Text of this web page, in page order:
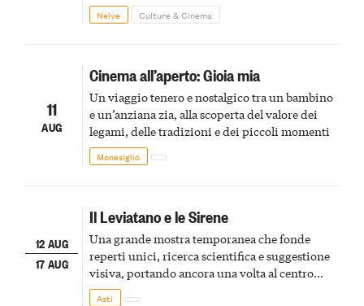
Cascina Fonda Winery will offer a tasting of
two sparkling wines.
Neive Culture & Cinema
11
AUG
Cinema all’aperto: Gioia mia
Un viaggio tenero e nostalgico tra un bambino
e un’anziana zia, alla scoperta del valore dei
legami, delle tradizioni e dei piccoli momenti
Monesiglio
12 AUG
17 AUG
Il Leviatano e le Sirene
Una grande mostra temporanea che fonde
reperti unici, ricerca scientifica e suggestione
visiva, portando ancora una volta al centro
della scena le meraviglie del passato astigiano
Asti